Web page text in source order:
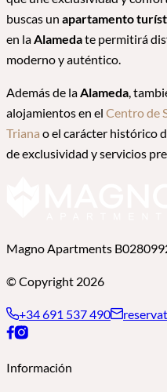
buscas un apartamento
en laAlamedate permitirá
moderno y auténtico.
Además de laAlameda,
alojamientos en el Centro de
Triana o el carácter histórico
de exclusividad y servicios
Magno Apartments
© Copyright 2026
+34 691 537 490
Información